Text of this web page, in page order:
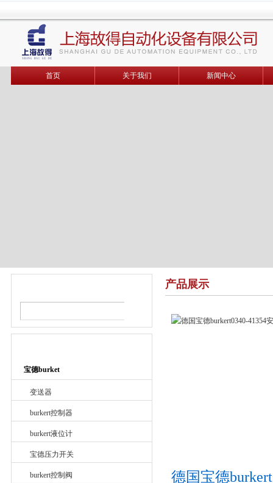
首页 关于我们 新闻中心
宝德burket
变送器
burkert控制器
burkert液位计
宝德压力开关
burkert控制阀
产品展示
德国宝德